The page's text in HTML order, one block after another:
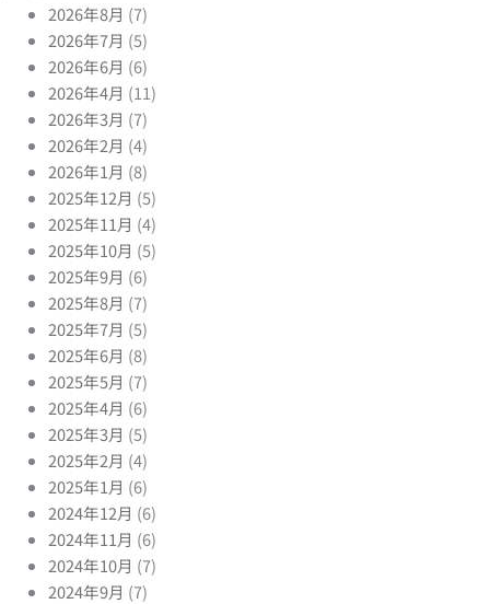
2026年8月 (7)
2026年7月 (5)
2026年6月 (6)
2026年4月 (11)
2026年3月 (7)
2026年2月 (4)
2026年1月 (8)
2025年12月 (5)
2025年11月 (4)
2025年10月 (5)
2025年9月 (6)
2025年8月 (7)
2025年7月 (5)
2025年6月 (8)
2025年5月 (7)
2025年4月 (6)
2025年3月 (5)
2025年2月 (4)
2025年1月 (6)
2024年12月 (6)
2024年11月 (6)
2024年10月 (7)
2024年9月 (7)